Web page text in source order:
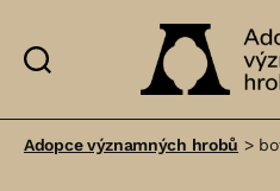
Adopce významných hrobů >